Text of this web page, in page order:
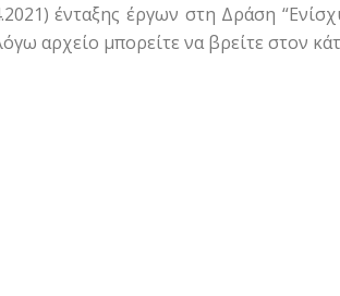
ένταξης έργων στη Δράση
αρχείο μπορείτε να βρείτε στον